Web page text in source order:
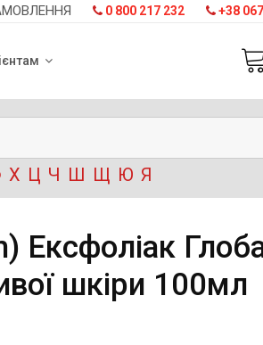
0 800 217 232 +38
Х Ц Ч Ш Щ Ю Я
Ексфоліак
шкіри 100мл